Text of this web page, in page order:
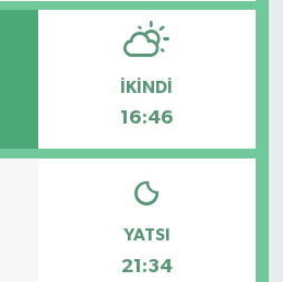
İKINDI
16:46
YATSI
21:34